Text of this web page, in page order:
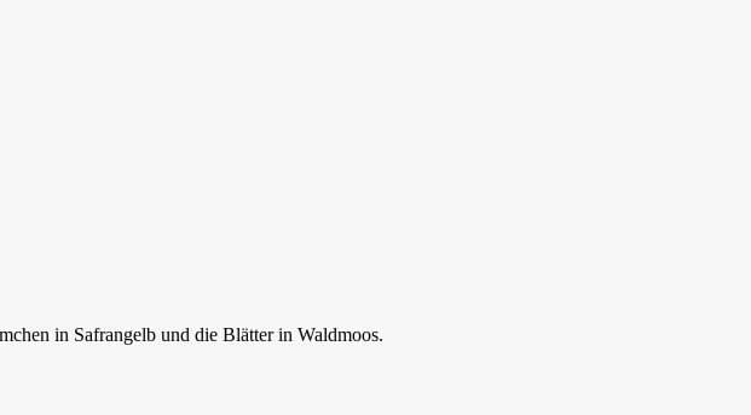
in Safrangelb und die Blätter in Waldmoos.